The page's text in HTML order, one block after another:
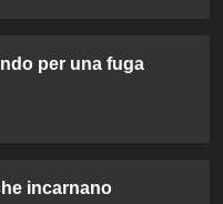
per una fuga
incarnano